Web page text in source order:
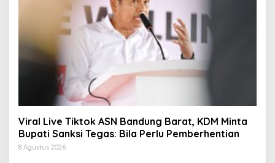
Viral Live Tiktok ASN Bandung Barat, KDM Minta
Bupati Sanksi Tegas: Bila Perlu Pemberhentian
8 Agustus 2026